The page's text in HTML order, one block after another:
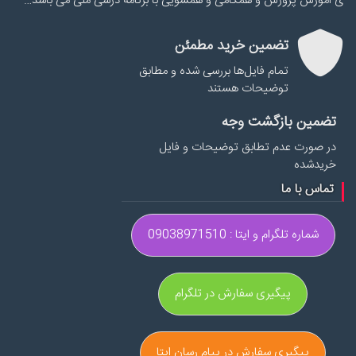
تضمین خرید مطمئن
تمام فایل‌ها بررسی شده و مطابق
توضیحات هستند
تضمین بازگشت وجه
در صورت عدم تطابق توضیحات و فایل
خریدشده
تماس با ما
شماره تلگرام و ایتا : 09038971510
پیگیری سفارش در تلگرام